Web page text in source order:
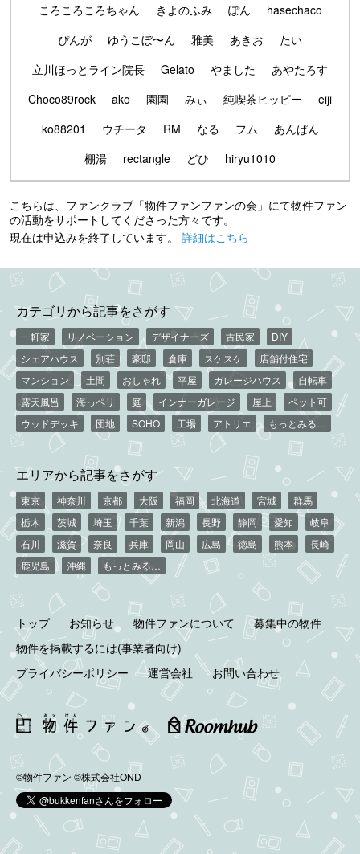
ころころころちゃん
きよのふみ ぽん
hasechaco
ぴんが
ゆうこぼ〜ん 雅美 あきお
たい
立川ほっとライン院長
Gelato やました
あやたろす
Choco89rock
ako 園園 みぃ 純喫茶ヒッピー
eiji
ko88201
ウチータ RM なる フム
あんぱん
棚湯
rectangle どひ hiryu1010
こちらは、ファンクラブ「物件ファンファンの会」にて物件ファン
の活動をサポートしてくださった方々です。
現在は申込みを終了しています。 詳細はこちら
カテゴリから記事をさがす
一軒家 リノベーション デザイナーズ 古民家
DIY
シェアハウス
別荘 豪邸 倉庫 スケスケ
店舗付住宅
マンション
土間 おしゃれ 平屋 ガレージハウス
自転車
露天風呂
海っペリ 庭 インナーガレージ 屋上
ペット可
ウッドデッキ
団地 SOHO 工場 アトリエ もっとみる…
エリアから記事をさがす
東京 神奈川 京都 大阪 福岡 北海道 宮城
群馬
栃木
茨城 埼玉 千葉 新潟 長野 静岡 愛知
岐阜
石川
滋賀 奈良 兵庫 岡山 広島 徳島 熊本
長崎
鹿児島
沖縄 もっとみる…
トップ お知らせ 物件ファンについて
募集中の物件
物件を掲載するには(事業者向け)
プライバシーポリシー
運営会社 お問い合わせ
©物件ファン ©株式会社OND